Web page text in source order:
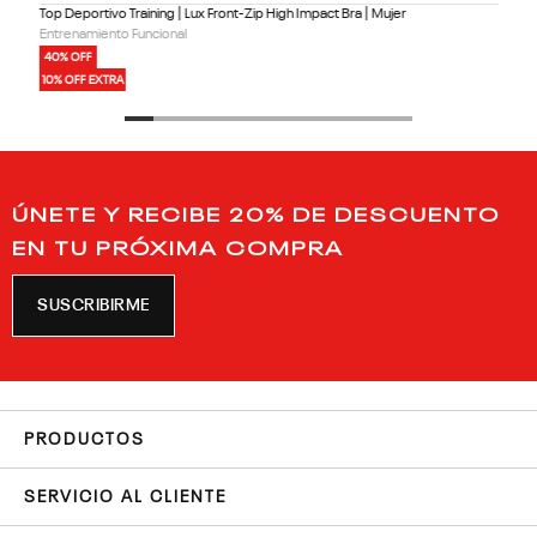
Top Deportivo Training | Lux Front-Zip High Impact Bra | Mujer
Entrenamiento Funcional
40% OFF
10% OFF EXTRA
ÚNETE Y RECIBE 20% DE DESCUENTO
EN TU PRÓXIMA COMPRA
SUSCRIBIRME
PRODUCTOS
SERVICIO AL CLIENTE